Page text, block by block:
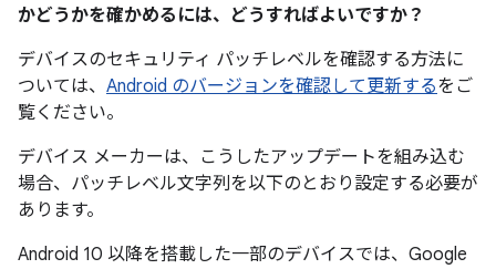
かどうかを確かめるには、どうすればよいですか？
デバイスのセキュリティ パッチレベルを確認する方法に
ついては、 Android のバージョンを確認して更新するをご
覧ください。
デバイス メーカーは、こうしたアップデートを組み込む
場合、パッチレベル文字列を以下のとおり設定する必要が
あります。
Android 10 以降を搭載した一部のデバイスでは、Google